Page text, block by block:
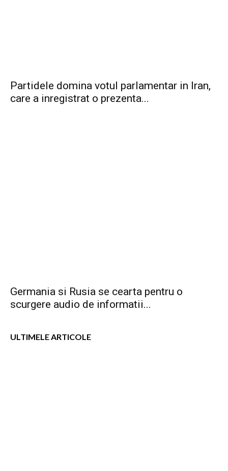
Partidele domina votul parlamentar in Iran,
care a inregistrat o prezenta...
Germania si Rusia se cearta pentru o
scurgere audio de informatii...
ULTIMELE ARTICOLE